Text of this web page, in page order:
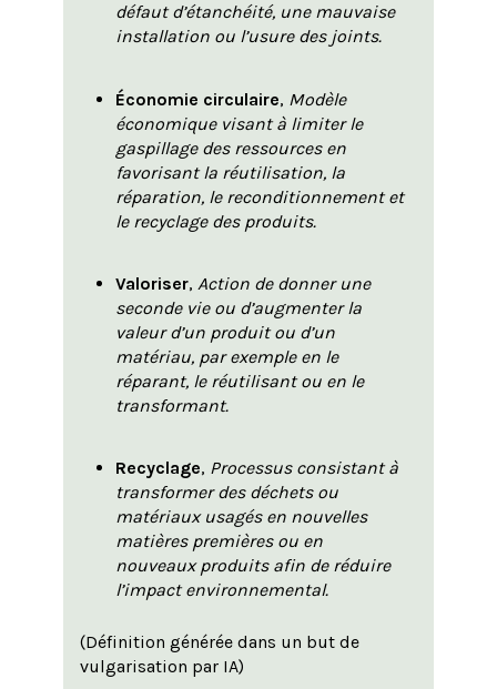
défaut d’étanchéité, une mauvaise
installation ou l’usure des joints.
Économie circulaire, Modèle
économique visant à limiter le
gaspillage des ressources en
favorisant la réutilisation, la
réparation, le reconditionnement et
le recyclage des produits.
Valoriser, Action de donner une
seconde vie ou d’augmenter la
valeur d’un produit ou d’un
matériau, par exemple en le
réparant, le réutilisant ou en le
transformant.
Recyclage, Processus consistant à
transformer des déchets ou
matériaux usagés en nouvelles
matières premières ou en
nouveaux produits afin de réduire
l’impact environnemental.
(Définition générée dans un but de
vulgarisation par IA)